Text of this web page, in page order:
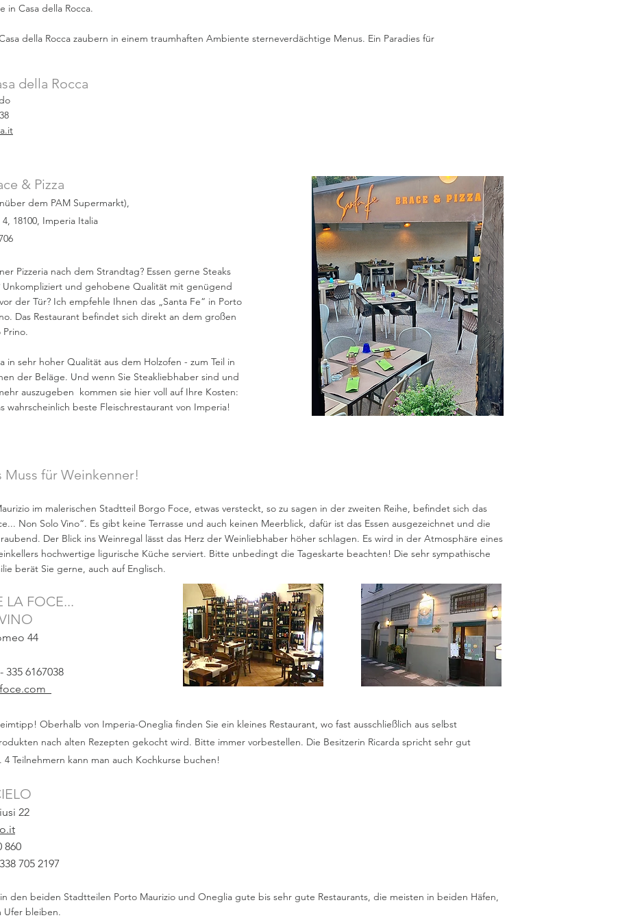
in Casa della Rocca.
della Rocca zaubern in einem traumhaften Ambiente sterneverdächtige Menus. Ein Paradies für
della Rocca
& Pizza
dem PAM Supermarkt),
18100, Imperia Italia
Pizzeria nach dem Strandtag? Essen gerne Steaks
Unkompliziert und gehobene Qualität mit genügend
der Tür? Ich empfehle Ihnen das „Santa Fe“ in Porto
Das Restaurant befindet sich direkt an dem großen
Prino.
in sehr hoher Qualität aus dem Holzofen - zum Teil in
der Beläge. Und wenn Sie Steakliebhaber sind und
auszugeben kommen sie hier voll auf Ihre Kosten:
wahrscheinlich beste Fleischrestaurant von Imperia!
Muss für Weinkenner!
im malerischen Stadtteil Borgo Foce, etwas versteckt, so zu sagen in der zweiten Reihe, befindet sich das
Non Solo Vino“. Es gibt keine Terrasse und auch keinen Meerblick, dafür ist das Essen ausgezeichnet und die
Der Blick ins Weinregal lässt das Herz der Weinliebhaber höher schlagen. Es wird in der Atmosphäre eines
hochwertige ligurische Küche serviert. Bitte unbedingt die Tageskarte beachten! Die sehr sympathische
berät Sie gerne, auch auf Englisch.
LA FOCE...
44
335 6167038
Oberhalb von Imperia-Oneglia finden Sie ein kleines Restaurant, wo fast ausschließlich aus selbst
nach alten Rezepten gekocht wird. Bitte immer vorbestellen. Die Besitzerin Ricarda spricht sehr gut
Teilnehmern kann man auch Kochkurse buchen!
22
860
705 2197
den beiden Stadtteilen Porto Maurizio und Oneglia gute bis sehr gute Restaurants, die meisten in beiden Häfen,
Ufer bleiben.